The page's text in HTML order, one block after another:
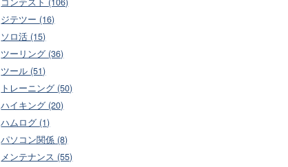
ジテツー (16)
ソロ活 (15)
ツーリング (36)
ツール (51)
トレーニング (50)
ハイキング (20)
ハムログ (1)
パソコン関係 (8)
メンテナンス (55)